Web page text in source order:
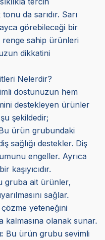
da sarıdır. Sarı
görebileceği bir
sahip ürünleri
dikkatini
Nelerdir?
dostunuzun hem
destekleyen ürünler
şekildedir;
ürün grubundaki
sağlığı destekler. Diş
engeller. Ayrıca
kaşıyıcıdır.
gruba ait ürünler,
sağlar.
yeteneğini
olanak sunar.
Bu ürün grubu sevimli